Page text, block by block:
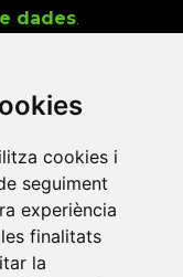
cookies i
seguiment
experiència
finalitats
la
dades
que
enviar-vos
que